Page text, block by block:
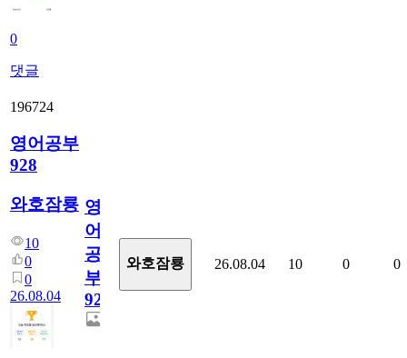
0
댓글
196724
영어공부
928
와호잠룡
10
0
0
26.08.04
영
어
공
부
928
와호잠룡 26.08.04 10 0 0